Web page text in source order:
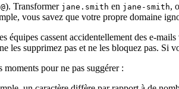
@). Transformer jane.smith en jane-smith,
vous savez que votre propre domaine
équipes cassent accidentellement des
les supprimez pas et ne les bloquez pas.
pour ne pas suggérer :